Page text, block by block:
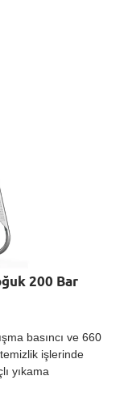
200 Bar
basıncı ve 660
işlerinde
yıkama